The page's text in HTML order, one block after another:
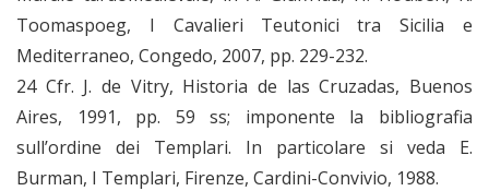
Toomaspoeg, I Cavalieri Teutonici tra Sicilia e
Mediterraneo, Congedo, 2007, pp. 229-232.
24 Cfr. J. de Vitry, Historia de las Cruzadas, Buenos
Aires, 1991, pp. 59 ss; imponente la bibliografia
sull’ordine dei Templari. In particolare si veda E.
Burman, I Templari, Firenze, Cardini-Convivio, 1988.